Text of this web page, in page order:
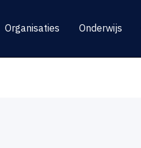
Organisaties Onderwijs